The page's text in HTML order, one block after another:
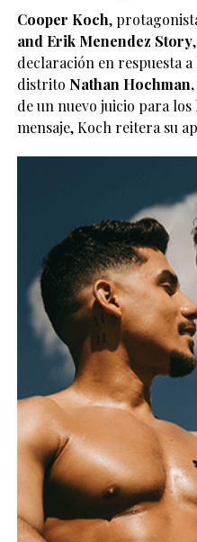
Cooper Koch,
and Erik Menendez Story
declaración en respuesta
distrito Nathan Hochman,
de un nuevo juicio para
mensaje, Koch reitera su